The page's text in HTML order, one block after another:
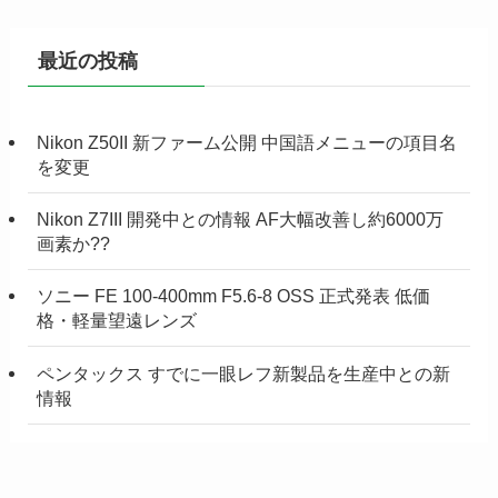
最近の投稿
Nikon Z50II 新ファーム公開 中国語メニューの項目名
を変更
Nikon Z7III 開発中との情報 AF大幅改善し約6000万
画素か??
ソニー FE 100-400mm F5.6-8 OSS 正式発表 低価
格・軽量望遠レンズ
ペンタックス すでに一眼レフ新製品を生産中との新
情報